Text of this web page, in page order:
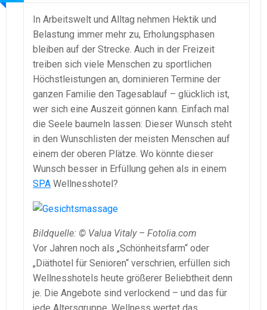
In Arbeitswelt und Alltag nehmen Hektik und
Belastung immer mehr zu, Erholungsphasen
bleiben auf der Strecke. Auch in der Freizeit
treiben sich viele Menschen zu sportlichen
Höchstleistungen an, dominieren Termine der
ganzen Familie den Tagesablauf – glücklich ist,
wer sich eine Auszeit gönnen kann. Einfach mal
die Seele baumeln lassen: Dieser Wunsch steht
in den Wunschlisten der meisten Menschen auf
einem der oberen Plätze. Wo könnte dieser
Wunsch besser in Erfüllung gehen als in einem
SPA Wellnesshotel?
Bildquelle: © Valua Vitaly – Fotolia.com
Vor Jahren noch als „Schönheitsfarm“ oder
„Diäthotel für Senioren“ verschrien, erfüllen sich
Wellnesshotels heute größerer Beliebtheit denn
je. Die Angebote sind verlockend – und das für